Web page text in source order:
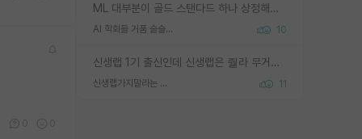
ML 대부분이 골드 스탠다드 하나 상정해놓고 (벤치마크 데이터셋이 여러 개면 여러 개 상정) 그거 얼마나 잘 맞추나 싸움임 가끔 번뜩이는 설계 철학을 보여주는 논문들도 있지만 대부분 그거 성적 얼마나 더 올리느라에 혈안이 되어 있는 측면이 잇음
AI 학회들 거품 슬슬 지적이 나오네요 10
신생랩 1기 출신인데 신생랩은 줠라 무거운 바벨 같은거임. 들면 대박인데 못들면 깔려 죽음. 아무도 알려주지 않는 환경에서 자생해야하지만, 일단 살아남았다면 그 어떤 사람보다 악착같고 생존력 높은 사람으로 거듭날 수 있음
신생랩가지말라는 이유가 있었구나 11